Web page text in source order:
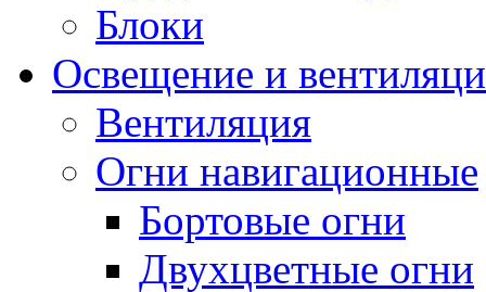
Блоки
Освещение и
Вентиляция
Огни навигационные
Бортовые огни
Двухцветные огни